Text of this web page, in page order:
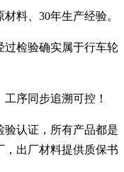
料、30年生产经验。
过检验确实属于行车轮
序同步追溯可控！
验认证，所有产品都是
出厂材料提供质保书